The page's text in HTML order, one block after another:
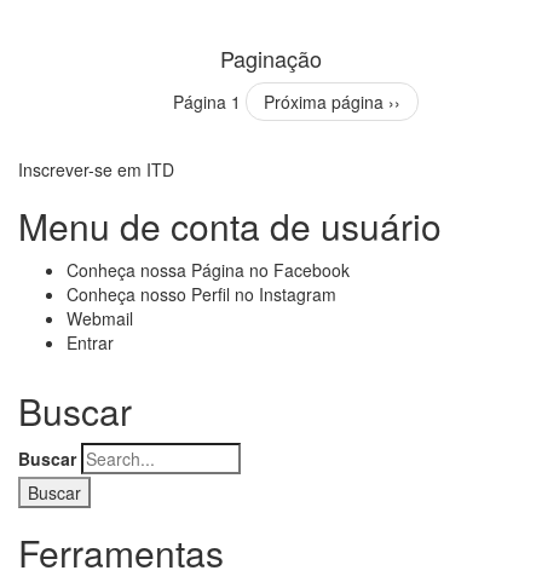
Paginação
Página 1 Próxima página ››
Inscrever-se em ITD
Menu de conta de usuário
Conheça nossa Página no Facebook
Conheça nosso Perfil no Instagram
Webmail
Entrar
Buscar
Buscar
Ferramentas